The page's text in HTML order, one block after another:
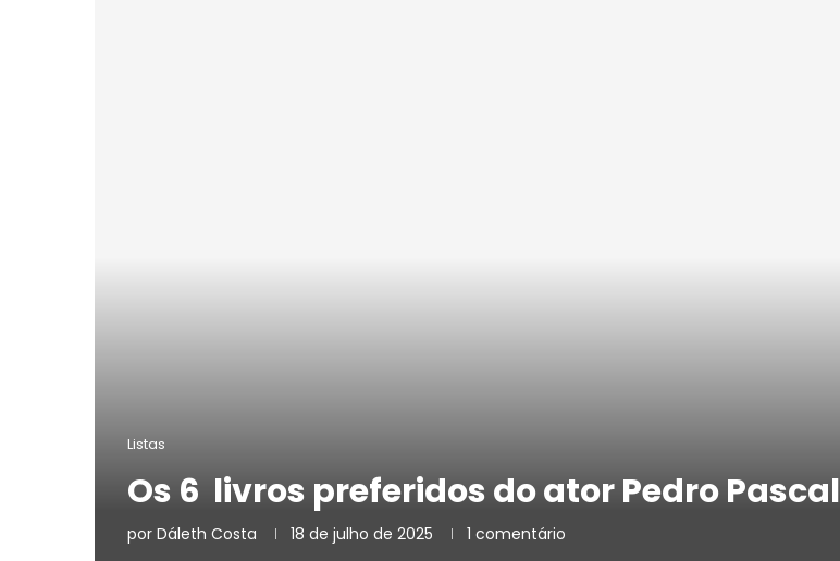
Listas
Os 6 livros preferidos do ator Pedro Pascal
por Dáleth Costa 18 de julho de 2025 1 comentário